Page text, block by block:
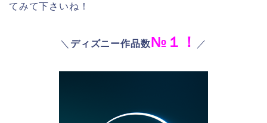
てみて下さいね！
＼ ディズニー作品数№１！ ／